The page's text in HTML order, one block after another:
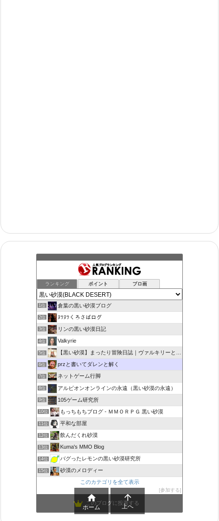
ランキング ポイント ブロ画
1位 倉葉の黒い砂漠ブログ
2位 ﾇﾜﾇﾜくろさばログ
3位 リンの黒い砂漠日記
4位 Valkyrie
5位 【黒い砂漠】まったり冒険日誌｜ヴァルキリーと闇の精霊の旅
6位 przと書いてダレンと解く
7位 ネットゲーム行脚
8位 アルビオンオンラインの永遠（黒い砂漠の永遠）
9位 105ゲーム研究所
10位 もっちもちブログ - ＭＭＯＲＰＧ 黒い砂漠
11位 平和な部屋
12位 飲んだくれ砂漠
13位 Kuma's MMO Blog
14位 バグったレモンの黒い砂漠研究所
15位
砂漠のメロディー
このカテゴリを全て表示
参加する
このブログに投票する

ホーム

上へ